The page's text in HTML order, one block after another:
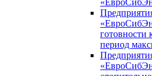
готовности
период